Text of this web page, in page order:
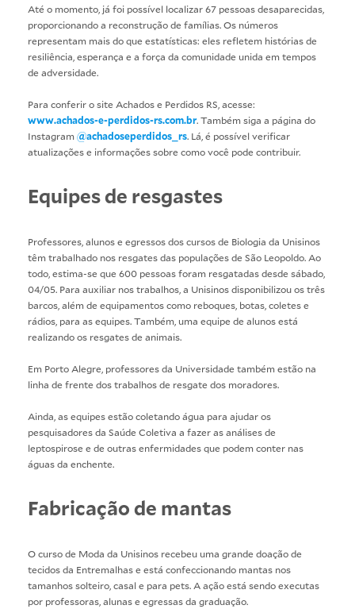
Até o momento, já foi possível localizar 67 pessoas desaparecidas,
proporcionando a reconstrução de famílias. Os números
representam mais do que estatísticas: eles refletem histórias de
resiliência, esperança e a força da comunidade unida em tempos
de adversidade.
Para conferir o site Achados e Perdidos RS, acesse:
www.achados-e-perdidos-rs.com.br. Também siga a página do
Instagram@achadoseperdidos_rs. Lá, é possível verificar
atualizações e informações sobre como você pode contribuir.
Equipes de resgastes
Professores, alunos e egressos dos cursos de Biologia da Unisinos
têm trabalhado nos resgates das populações de São Leopoldo. Ao
todo, estima-se que 600 pessoas foram resgatadas desde sábado,
04/05. Para auxiliar nos trabalhos, a Unisinos disponibilizou os três
barcos, além de equipamentos como reboques, botas, coletes e
rádios, para as equipes. Também, uma equipe de alunos está
realizando os resgates de animais.
Em Porto Alegre, professores da Universidade também estão na
linha de frente dos trabalhos de resgate dos moradores.
Ainda, as equipes estão coletando água para ajudar os
pesquisadores da Saúde Coletiva a fazer as análises de
leptospirose e de outras enfermidades que podem conter nas
águas da enchente.
Fabricação de mantas
O curso de Moda da Unisinos recebeu uma grande doação de
tecidos da Entremalhas e está confeccionando mantas nos
tamanhos solteiro, casal e para pets. A ação está sendo executas
por professoras, alunas e egressas da graduação.